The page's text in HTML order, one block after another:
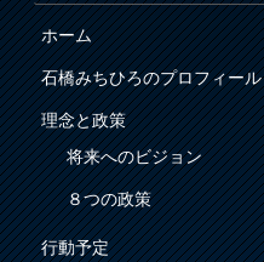
ホーム
石橋みちひろのプロフィール
理念と政策
将来へのビジョン
８つの政策
行動予定